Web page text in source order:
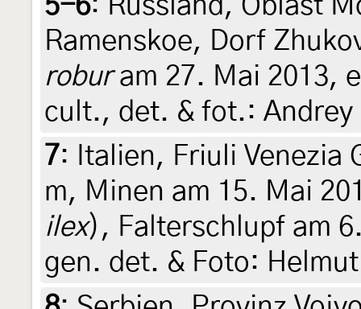
5-6: Russland, Oblast
Ramenskoe, Dorf
roburam 27. Mai 2013,
cult., det. & fot.: Andrey
7:
Italien, Friuli Venezia
m, Minen am 15. Mai
ilex), Falterschlupf am
gen. det. & Foto: